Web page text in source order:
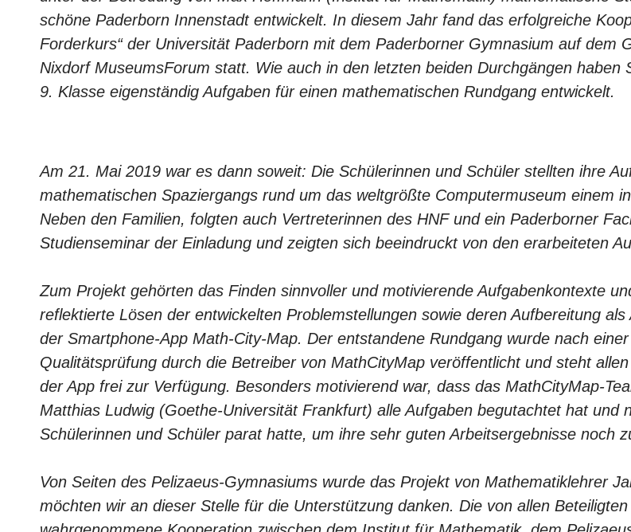
schöne Paderborn Innenstadt entwickelt. In diesem Jahr fand das erfolgreiche
Forderkurs“ der Universität Paderborn mit dem Paderborner Gymnasium auf dem
Nixdorf MuseumsForum statt. Wie auch in den letzten beiden Durchgängen haben
9. Klasse eigenständig Aufgaben für einen mathematischen Rundgang entwickelt.
Am 21. Mai 2019 war es dann soweit: Die Schülerinnen und Schüler stellten ihre
mathematischen Spaziergangs rund um das weltgrößte Computermuseum einem
Neben den Familien, folgten auch Vertreterinnen des HNF und ein Paderborner
Studienseminar der Einladung und zeigten sich beeindruckt von den erarbeiteten
Zum Projekt gehörten das Finden sinnvoller und motivierende Aufgabenkontexte
reflektierte Lösen der entwickelten Problemstellungen sowie deren Aufbereitung
der Smartphone-App Math-City-Map. Der entstandene Rundgang wurde nach
Qualitätsprüfung durch die Betreiber von MathCityMap veröffentlicht und steht
der App frei zur Verfügung. Besonders motivierend war, dass das MathCityMap-
Matthias Ludwig (Goethe-Universität Frankfurt) alle Aufgaben begutachtet hat und
Schülerinnen und Schüler parat hatte, um ihre sehr guten Arbeitsergebnisse noch
Von Seiten des Pelizaeus-Gymnasiums wurde das Projekt von Mathematiklehrer
möchten wir an dieser Stelle für die Unterstützung danken. Die von allen